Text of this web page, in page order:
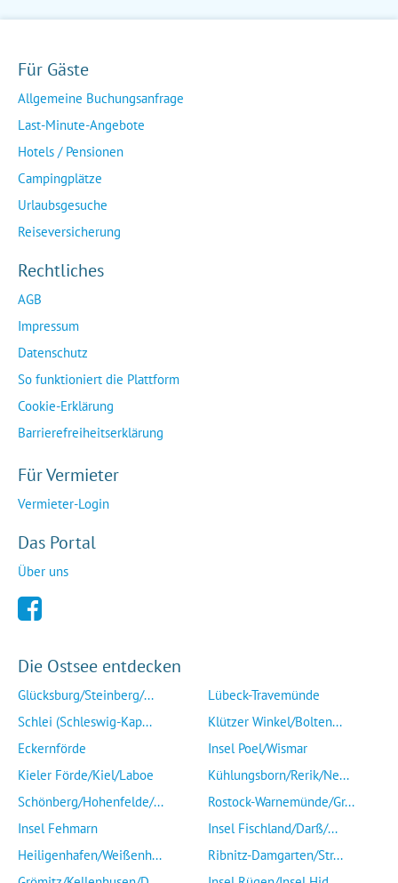
Für Gäste
Allgemeine Buchungsanfrage
Last-Minute-Angebote
Hotels / Pensionen
Campingplätze
Urlaubsgesuche
Reiseversicherung
Rechtliches
AGB
Impressum
Datenschutz
So funktioniert die Plattform
Cookie-Erklärung
Barrierefreiheitserklärung
Für Vermieter
Vermieter-Login
Das Portal
Über uns
Die Ostsee entdecken
Glücksburg/Steinberg/...
Schlei (Schleswig-Kap...
Eckernförde
Kieler Förde/Kiel/Laboe
Schönberg/Hohenfelde/...
Insel Fehmarn
Heiligenhafen/Weißenh...
Lübeck-Travemünde
Klützer Winkel/Bolten...
Insel Poel/Wismar
Kühlungsborn/Rerik/Ne...
Rostock-Warnemünde/Gr...
Insel Fischland/Darß/...
Ribnitz-Damgarten/Str...